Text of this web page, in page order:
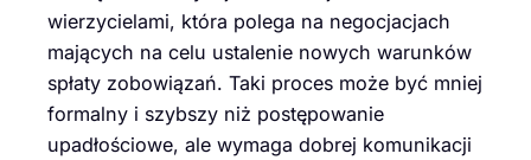
wierzycielami, która polega na negocjacjach
mających na celu ustalenie nowych warunków
spłaty zobowiązań. Taki proces może być mniej
formalny i szybszy niż postępowanie
upadłościowe, ale wymaga dobrej komunikacji